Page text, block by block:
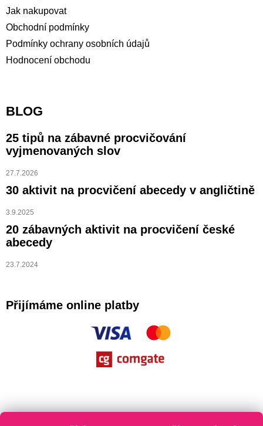
Jak nakupovat
Obchodní podmínky
Podmínky ochrany osobních údajů
Hodnocení obchodu
BLOG
25 tipů na zábavné procvičování
vyjmenovaných slov
27.7.2026
30 aktivit na procvičení abecedy v angličtině
3.9.2025
20 zábavných aktivit na procvičení české
abecedy
23.7.2024
Přijímáme online platby